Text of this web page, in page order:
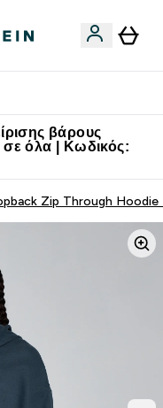
βάρους
όλα | Κωδικός:
Zip Through Hoodie